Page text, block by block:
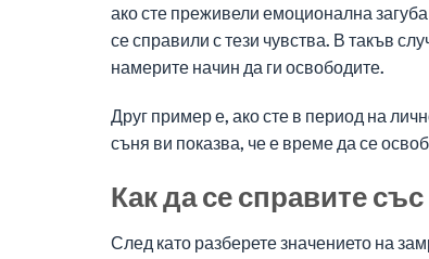
ако сте преживели емоционална
се справили с тези чувства. В такъв
намерите начин да ги освободите.
Друг пример е, ако сте в период на
съня ви показва, че е време да се
Как да се справите
След като разберете значението на